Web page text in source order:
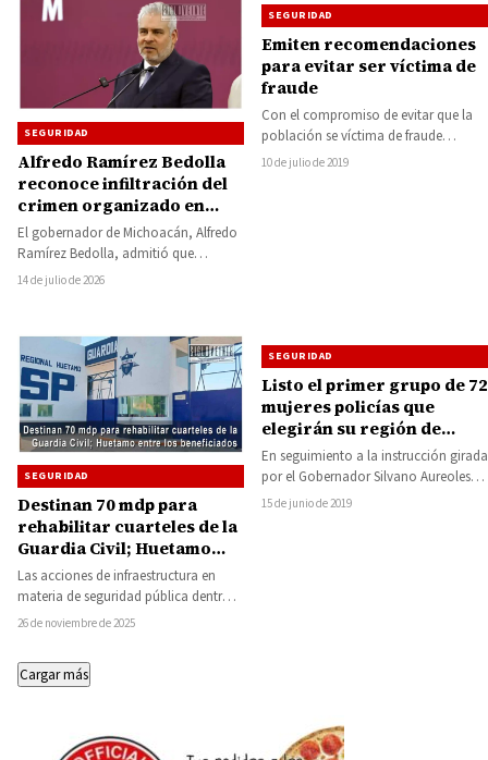
SEGURIDAD
Alfredo Ramírez Bedolla
reconoce infiltración del
crimen organizado en
policías municipales
Michoacán
El gobernador de Michoacán, Alfredo
Ramírez Bedolla, admitió que
corporaciones de seguridad municipal
14 de julio de 2026
SEGURIDAD
Emiten recomendaciones
para evitar ser víctima de
fraude
Con el compromiso de evitar que la
población se víctima de fraude
durante esta temporada vacacional,
10 de julio de 2019
SEGURIDAD
Destinan 70 mdp para
rehabilitar cuarteles de la
Guardia Civil; Huetamo
entre los beneficiados
Las acciones de infraestructura en
materia de seguridad pública dentro
del Plan Michoacán por la Paz y la…
26 de noviembre de 2025
SEGURIDAD
Listo el primer grupo de 72
mujeres policías que
elegirán su región de
trabajo
En seguimiento a la instrucción girada
por el Gobernador Silvano Aureoles
Conejo, para que todas las policías
15 de junio de 2019
Cargar más